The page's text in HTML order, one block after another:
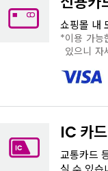
쇼핑몰 내
이용 가능
있으니 자
IC 카드
교통카드